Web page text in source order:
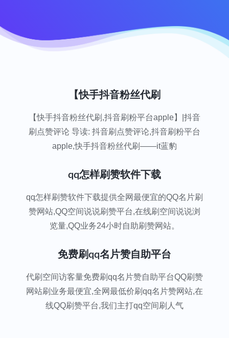
【快手抖音粉丝代刷
【快手抖音粉丝代刷,抖音刷粉平台apple】|抖音
刷点赞评论 导读: 抖音刷点赞评论,抖音刷粉平台
apple,快手抖音粉丝代刷——it蓝豹
qq怎样刷赞软件下载
qq怎样刷赞软件下载提供全网最便宜的QQ名片刷
赞网站,QQ空间说说刷赞平台,在线刷空间说说浏
览量,QQ业务24小时自助刷赞网站。
免费刷qq名片赞自助平台
代刷空间访客量免费刷qq名片赞自助平台QQ刷赞
网站刷业务最便宜,全网最低价刷qq名片赞网站,在
线QQ刷赞平台,我们主打qq空间刷人气